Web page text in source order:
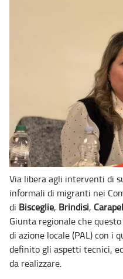
Via libera agli interventi di
informali di migranti nei
di Bisceglie, Brindisi,
Giunta regionale che
di azione locale (PAL) con i
definito gli aspetti tecnici,
da realizzare.